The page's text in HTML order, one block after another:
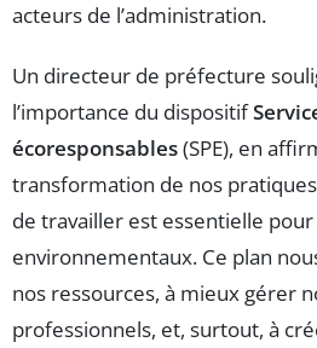
acteurs de l’administration.
Un directeur de préfecture
l’importance du dispositif
écoresponsables(SPE), en
transformation de nos
de travailler est essentielle
environnementaux. Ce plan
nos ressources, à mieux gérer
professionnels, et, surtout, à